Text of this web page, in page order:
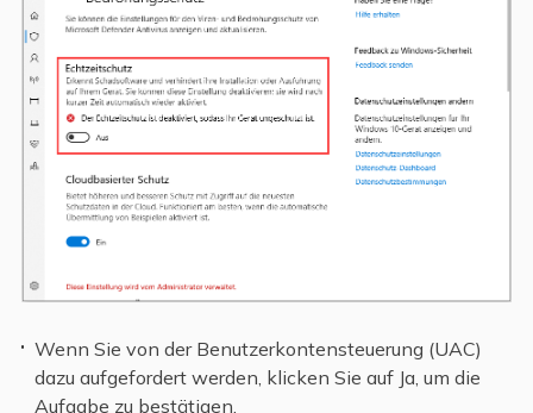
Wenn Sie von der Benutzerkontensteuerung (UAC)
dazu aufgefordert werden, klicken Sie auf Ja, um die
Aufgabe zu bestätigen.